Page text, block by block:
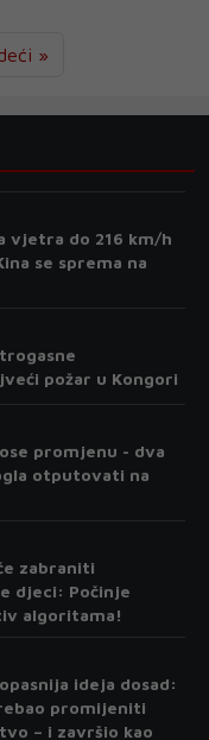
»
vjetra do 216 km/h
se sprema na
požar u Kongori
promjenu - dva
otputovati na
zabraniti
djeci: Počinje
algoritama!
ideja dosad:
promijeniti
– i završio kao